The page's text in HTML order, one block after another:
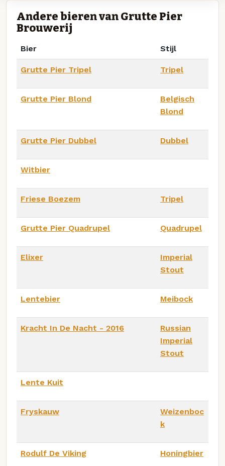
Andere bieren van Grutte Pier
Brouwerij
Bier Stijl
Grutte Pier Tripel Tripel
Grutte Pier Blond
Belgisch
Blond
Grutte Pier Dubbel Dubbel
Witbier
Friese Boezem Tripel
Grutte Pier Quadrupel Quadrupel
Elixer
Imperial
Stout
Lentebier Meibock
Kracht In De Nacht - 2016
Russian
Imperial
Stout
Lente Kuit
Fryskauw
Weizenboc
k
Rodulf De Viking Honingbier